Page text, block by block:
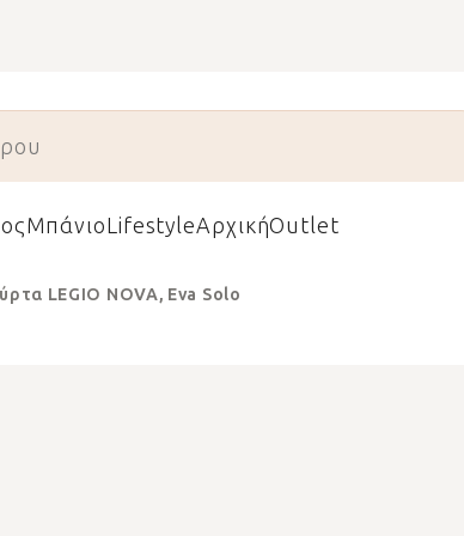
ΜπάνιοLifestyleΑρχικήOutlet
LEGIO NOVA, Eva Solo